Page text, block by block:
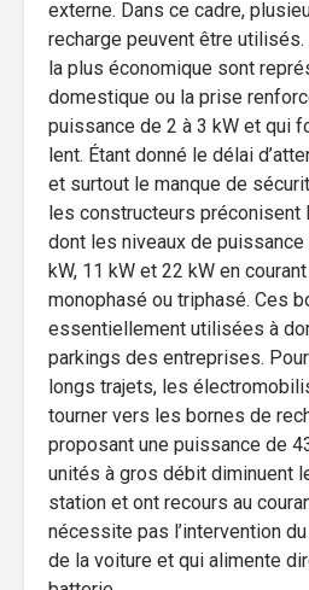
externe. Dans ce cadre,
recharge peuvent être
la plus économique sont
domestique ou la prise
puissance de 2 à 3 kW et qui
lent. Étant donné le délai
et surtout le manque de
les constructeurs préconisent
dont les niveaux de puissance
kW, 11 kW et 22 kW en
monophasé ou triphasé. Ces
essentiellement utilisées à
parkings des entreprises.
longs trajets, les
tourner vers les bornes de
proposant une puissance de
unités à gros débit diminuent
station et ont recours au
nécessite pas l’intervention
de la voiture et qui alimente